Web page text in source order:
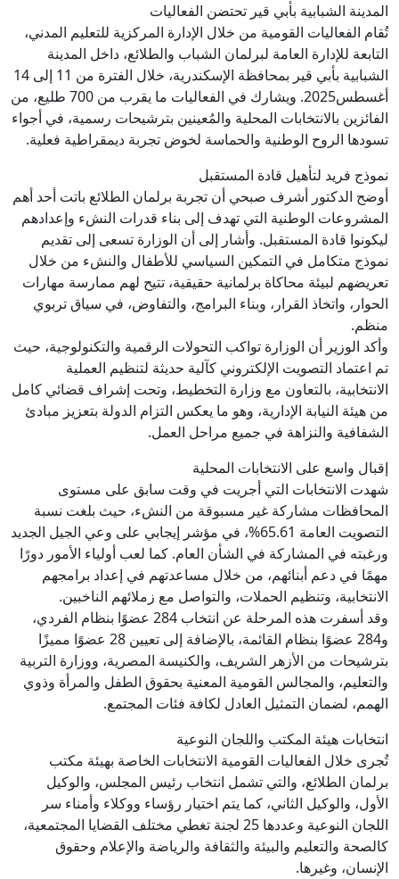
المدينة الشبابية بأبي قير تحتضن الفعاليات
تُقام الفعاليات القومية من خلال الإدارة المركزية للتعليم المدني،
التابعة للإدارة العامة لبرلمان الشباب والطلائع، داخل المدينة
الشبابية بأبي قير بمحافظة الإسكندرية، خلال الفترة من 11 إلى 14
أغسطس2025. ويشارك في الفعاليات ما يقرب من 700 طليع، من
الفائزين بالانتخابات المحلية والمُعينين بترشيحات رسمية، في أجواء
تسودها الروح الوطنية والحماسة لخوض تجربة ديمقراطية فعلية.
نموذج فريد لتأهيل قادة المستقبل
أوضح الدكتور أشرف صبحي أن تجربة برلمان الطلائع باتت أحد أهم
المشروعات الوطنية التي تهدف إلى بناء قدرات النشء وإعدادهم
ليكونوا قادة المستقبل. وأشار إلى أن الوزارة تسعى إلى تقديم
نموذج متكامل في التمكين السياسي للأطفال والنشء من خلال
تعريضهم لبيئة محاكاة برلمانية حقيقية، تتيح لهم ممارسة مهارات
الحوار، واتخاذ القرار، وبناء البرامج، والتفاوض، في سياق تربوي
منظم.
وأكد الوزير أن الوزارة تواكب التحولات الرقمية والتكنولوجية، حيث
تم اعتماد التصويت الإلكتروني كآلية حديثة لتنظيم العملية
الانتخابية، بالتعاون مع وزارة التخطيط، وتحت إشراف قضائي كامل
من هيئة النيابة الإدارية، وهو ما يعكس التزام الدولة بتعزيز مبادئ
الشفافية والنزاهة في جميع مراحل العمل.
إقبال واسع على الانتخابات المحلية
شهدت الانتخابات التي أجريت في وقت سابق على مستوى
المحافظات مشاركة غير مسبوقة من النشء، حيث بلغت نسبة
التصويت العامة 65.61%، في مؤشر إيجابي على وعي الجيل الجديد
ورغبته في المشاركة في الشأن العام. كما لعب أولياء الأمور دورًا
مهمًا في دعم أبنائهم، من خلال مساعدتهم في إعداد برامجهم
الانتخابية، وتنظيم الحملات، والتواصل مع زملائهم الناخبين.
وقد أسفرت هذه المرحلة عن انتخاب 284 عضوًا بنظام الفردي،
و284 عضوًا بنظام القائمة، بالإضافة إلى تعيين 28 عضوًا مميزًا
بترشيحات من الأزهر الشريف، والكنيسة المصرية، ووزارة التربية
والتعليم، والمجالس القومية المعنية بحقوق الطفل والمرأة وذوي
الهمم، لضمان التمثيل العادل لكافة فئات المجتمع.
انتخابات هيئة المكتب واللجان النوعية
تُجرى خلال الفعاليات القومية الانتخابات الخاصة بهيئة مكتب
برلمان الطلائع، والتي تشمل انتخاب رئيس المجلس، والوكيل
الأول، والوكيل الثاني، كما يتم اختيار رؤساء ووكلاء وأمناء سر
اللجان النوعية وعددها 25 لجنة تغطي مختلف القضايا المجتمعية،
كالصحة والتعليم والبيئة والثقافة والرياضة والإعلام وحقوق
الإنسان، وغيرها.